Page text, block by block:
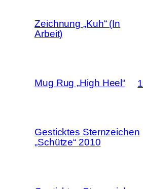
Zeichnung „Kuh“ (In
Arbeit)
Mug Rug „High Heel“
Gesticktes Sternzeichen
„Schütze“ 2010